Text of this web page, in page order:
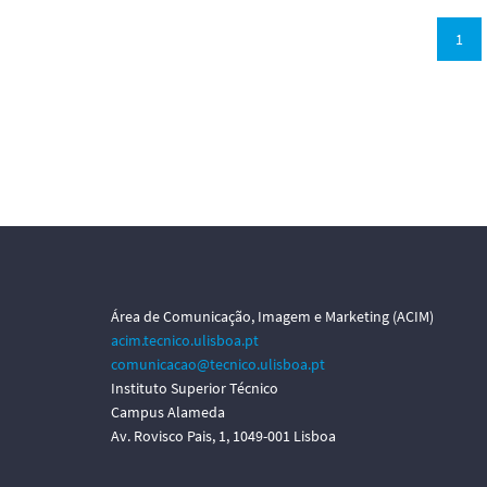
1
Área de Comunicação, Imagem e Marketing (ACIM)
acim.tecnico.ulisboa.pt
comunicacao@tecnico.ulisboa.pt
Instituto Superior Técnico
Campus Alameda
Av. Rovisco Pais, 1, 1049-001 Lisboa